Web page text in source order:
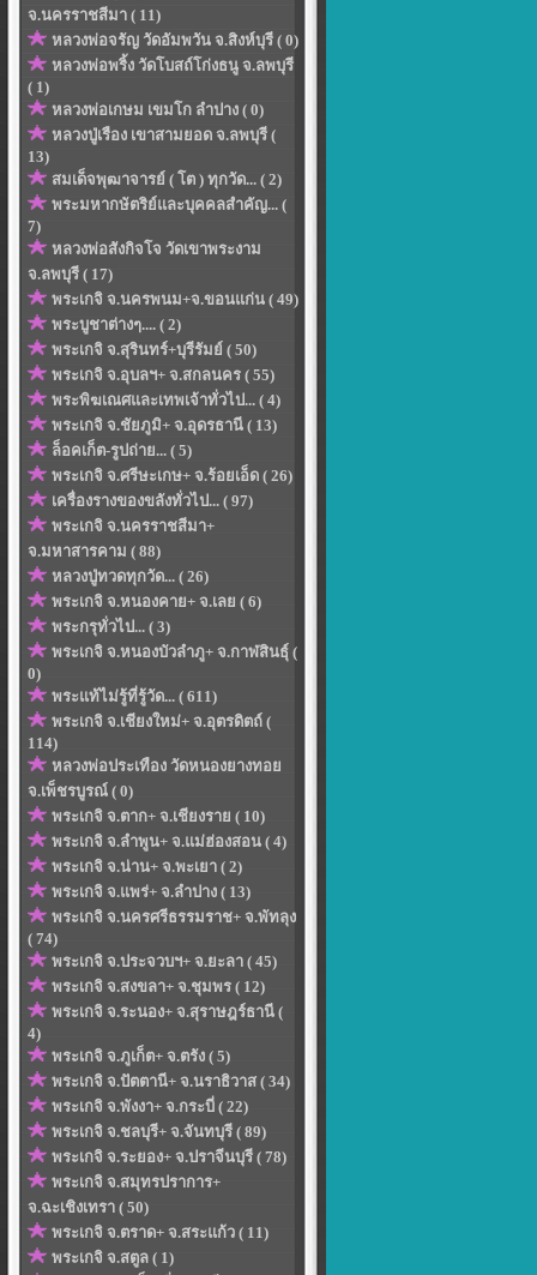
จ.นครราชสีมา ( 11)
หลวงพ่อจรัญ วัดอัมพวัน จ.สิงห์บุรี ( 0)
หลวงพ่อพริ้ง วัดโบสถ์โก่งธนู จ.ลพบุรี
( 1)
หลวงพ่อเกษม เขมโก ลำปาง ( 0)
หลวงปู่เรือง เขาสามยอด จ.ลพบุรี (
13)
สมเด็จพุฒาจารย์ ( โต ) ทุกวัด... ( 2)
พระมหากษัตริย์และบุคคลสำคัญ... (
7)
หลวงพ่อสังกิจโจ วัดเขาพระงาม
จ.ลพบุรี ( 17)
พระเกจิ จ.นครพนม+จ.ขอนแก่น ( 49)
พระบูชาต่างๆ.... ( 2)
พระเกจิ จ.สุรินทร์+บุรีรัมย์ ( 50)
พระเกจิ จ.อุบลฯ+ จ.สกลนคร ( 55)
พระพิฆเณศและเทพเจ้าทั่วไป... ( 4)
พระเกจิ จ.ชัยภูมิ+ จ.อุดรธานี ( 13)
ล็อคเก็ต-รูปถ่าย... ( 5)
พระเกจิ จ.ศรีษะเกษ+ จ.ร้อยเอ็ด ( 26)
เครื่องรางของขลังทั่วไป... ( 97)
พระเกจิ จ.นครราชสีมา+
จ.มหาสารคาม ( 88)
หลวงปู่ทวดทุกวัด... ( 26)
พระเกจิ จ.หนองคาย+ จ.เลย ( 6)
พระกรุทั่วไป... ( 3)
พระเกจิ จ.หนองบัวลำภู+ จ.กาฬสินธุ์ (
0)
พระแท้ไม่รู้ที่รู้วัด... ( 611)
พระเกจิ จ.เชียงใหม่+ จ.อุตรดิตถ์ (
114)
หลวงพ่อประเทือง วัดหนองยางทอย
จ.เพ็ชรบูรณ์ ( 0)
พระเกจิ จ.ตาก+ จ.เชียงราย ( 10)
พระเกจิ จ.ลำพูน+ จ.แม่ฮ่องสอน ( 4)
พระเกจิ จ.น่าน+ จ.พะเยา ( 2)
พระเกจิ จ.แพร่+ จ.ลำปาง ( 13)
พระเกจิ จ.นครศรีธรรมราช+ จ.พัทลุง
( 74)
พระเกจิ จ.ประจวบฯ+ จ.ยะลา ( 45)
พระเกจิ จ.สงขลา+ จ.ชุมพร ( 12)
พระเกจิ จ.ระนอง+ จ.สุราษฎร์ธานี (
4)
พระเกจิ จ.ภูเก็ต+ จ.ตรัง ( 5)
พระเกจิ จ.ปัตตานี+ จ.นราธิวาส ( 34)
พระเกจิ จ.พังงา+ จ.กระบี่ ( 22)
พระเกจิ จ.ชลบุรี+ จ.จันทบุรี ( 89)
พระเกจิ จ.ระยอง+ จ.ปราจีนบุรี ( 78)
พระเกจิ จ.สมุทรปราการ+
จ.ฉะเชิงเทรา ( 50)
พระเกจิ จ.ตราด+ จ.สระแก้ว ( 11)
พระเกจิ จ.สตูล ( 1)